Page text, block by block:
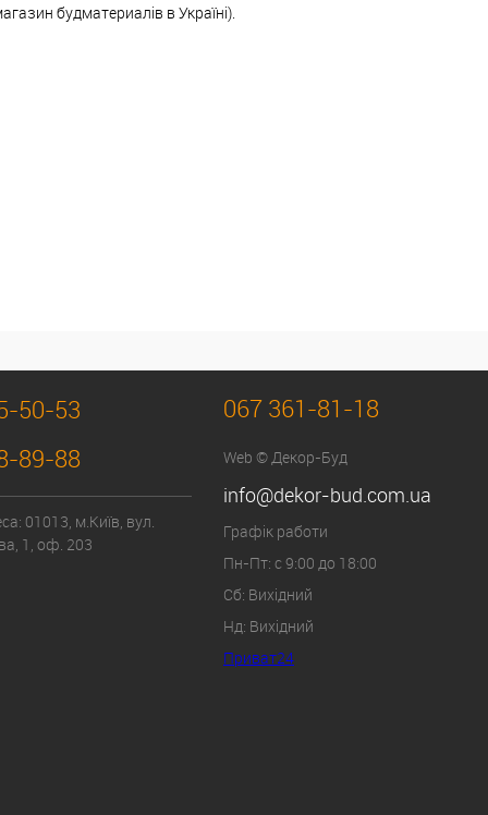
будматериалів в Україні).
50-53
89-88
01013, м.Київ, вул.
1, оф. 203
067 361-81-18
Web © Декор-Буд
info@dekor-bud.com.ua
Графік работи
Пн-Пт: с 9:00 до 18:00
Сб: Вихідний
Нд: Вихідний
Приват24